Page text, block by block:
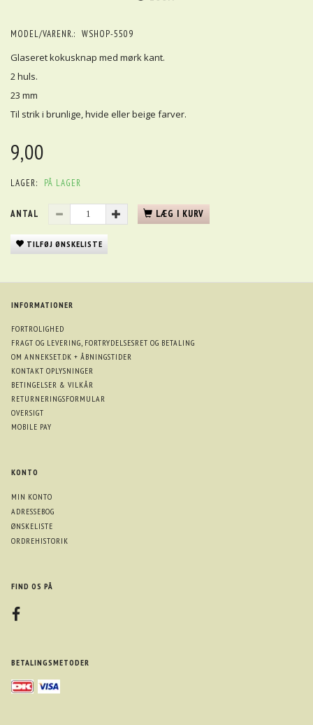
MODEL/VARENR.: WSHOP-5509
Glaseret kokusknap med mørk kant.
2 huls.
23 mm
Til strik i brunlige, hvide eller beige farver.
9,00
LAGER: PÅ LAGER
ANTAL LÆG I KURV
TILFØJ ØNSKELISTE
INFORMATIONER
FORTROLIGHED
FRAGT OG LEVERING, FORTRYDELSESRET OG BETALING
OM ANNEKSET.DK + ÅBNINGSTIDER
KONTAKT OPLYSNINGER
BETINGELSER & VILKÅR
RETURNERINGSFORMULAR
OVERSIGT
MOBILE PAY
KONTO
MIN KONTO
ADRESSEBOG
ØNSKELISTE
ORDREHISTORIK
FIND OS PÅ
BETALINGSMETODER